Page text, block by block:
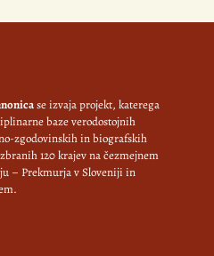
se izvaja projekt, katerega
baze verodostojnih
zgodovinskih in biografskih
120 krajev na čezmejnem
– Prekmurja v Sloveniji in